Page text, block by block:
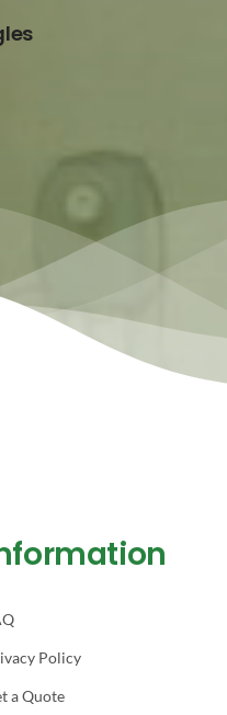
Policy
a Quote